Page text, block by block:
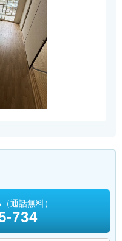
通話無料）
734